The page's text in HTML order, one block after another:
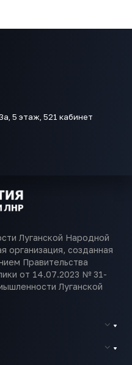
5 этаж, 521 кабинет
Луганской Народной
организация, созданная
Правительства
от 14.07.2023 № 31-
Луганской